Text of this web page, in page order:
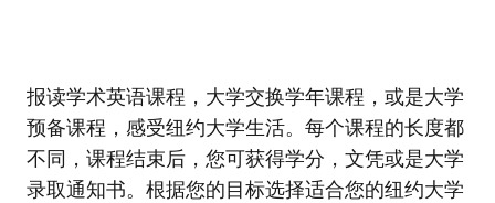
企业文化
职业发展
加入我们
报读学术英语课程，大学交换学年课程，或是大学
预备课程，感受纽约大学生活。每个课程的长度都
不同，课程结束后，您可获得学分，文凭或是大学
录取通知书。根据您的目标选择适合您的纽约大学